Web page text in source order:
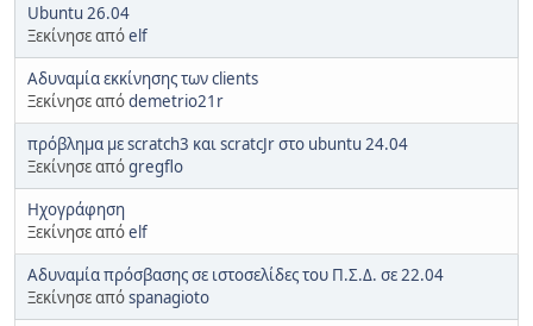
Ubuntu 26.04
Ξεκίνησε απόelf
Αδυναμία εκκίνησης των clients
Ξεκίνησε απόdemetrio21r
πρόβλημα με scratch3 και scratcJr στο ubuntu 24.04
Ξεκίνησε απόgregflo
Ηχογράφηση
Ξεκίνησε απόelf
Αδυναμία πρόσβασης σε ιστοσελίδες του Π.Σ.Δ. σε 22.04
Ξεκίνησε απόspanagioto